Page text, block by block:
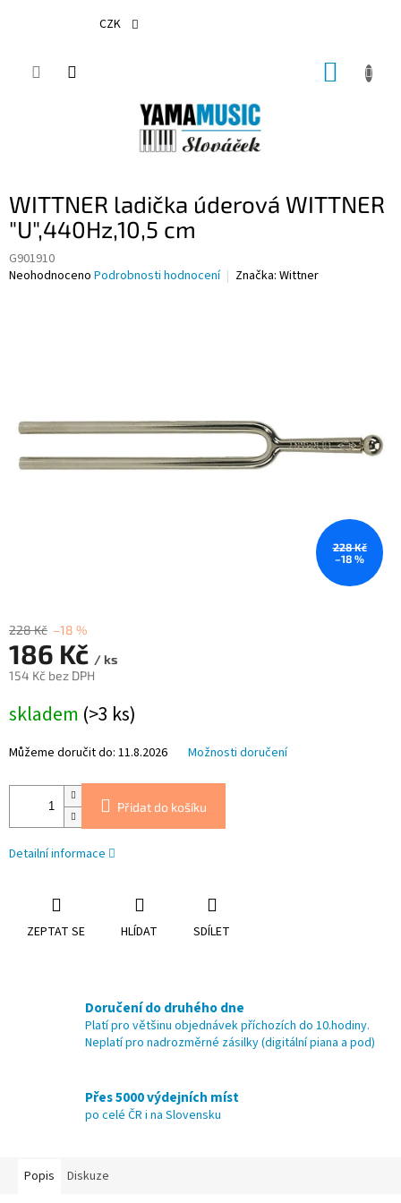
CZK
WITTNER ladička úderová WITTNER
"U",440Hz,10,5 cm
G901910
Průměrné
Neohodnoceno Podrobnosti hodnocení Značka: Wittner
228 Kč
–18 %
228 Kč –18 %
186 Kč / ks
154 Kč bez DPH
cena:
skladem (>3 ks)
Můžeme doručit do: 11.8.2026 Možnosti doručení
Přidat do košíku
Detailní informace
ZEPTAT SE HLÍDAT SDÍLET
Doručení do druhého dne
Platí pro většinu objednávek příchozích do 10.hodiny.
Neplatí pro nadrozměrné zásilky (digitální piana a pod)
Přes 5000 výdejních míst
po celé ČR i na Slovensku
Popis Diskuze